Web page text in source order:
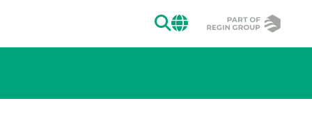
ZOEKEN
CHANGE